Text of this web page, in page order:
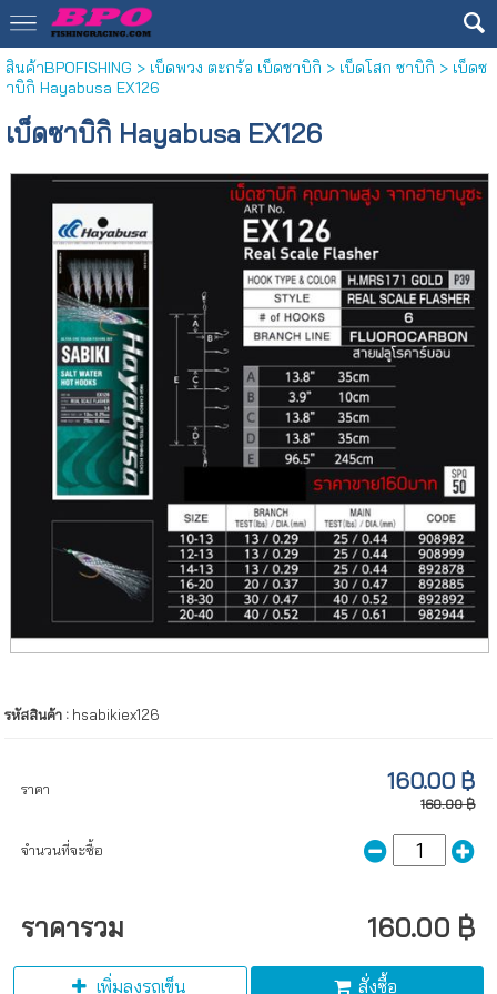
สินค้าBPOFISHING > เบ็ดพวง ตะกร้อ เบ็ดซาบิกิ > เบ็ดโสก ซาบิกิ > เบ็ดซ
าบิกิ Hayabusa EX126
เบ็ดซาบิกิ Hayabusa EX126
รหัสสินค้า : hsabikiex126
ราคา 160.00 ฿
160.00 ฿
จำนวนที่จะซื้อ
ราคารวม 160.00 ฿
เพิ่มลงรถเข็น สั่งซื้อ